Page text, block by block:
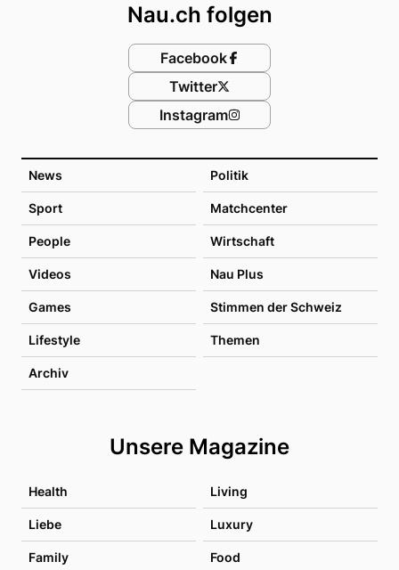
News Politik
Sport Matchcenter
People Wirtschaft
Videos Nau Plus
Games Stimmen der Schweiz
Lifestyle Themen
Archiv
Unsere Magazine
Health Living
Liebe Luxury
Family Food
Nau.ch folgen
Facebook
Twitter
Instagram